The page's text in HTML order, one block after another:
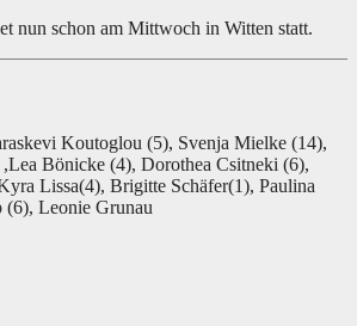
nun schon am Mittwoch in Witten statt.
Koutoglou (5), Svenja Mielke (14),
Bönicke (4), Dorothea Csitneki (6),
Lissa(4), Brigitte Schäfer(1), Paulina
(6), Leonie Grunau